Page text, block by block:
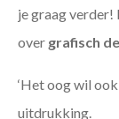
je graag verder!
over grafisch
‘Het oog wil
uitdrukking.